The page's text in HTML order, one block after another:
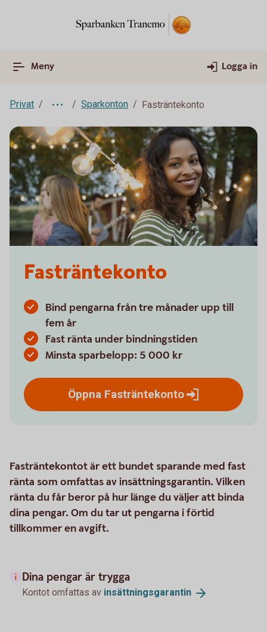
Meny Logga in
Privat Sparkonton Fasträntekonto
Fasträntekonto
Bind pengarna från tre månader upp till
fem år
Fast ränta under bindningstiden
Minsta sparbelopp: 5 000 kr
Öppna Fasträntekonto
Fasträntekontot är ett bundet sparande med fast
ränta som omfattas av insättningsgarantin. Vilken
ränta du får beror på hur länge du väljer att binda
dina pengar. Om du tar ut pengarna i förtid
tillkommer en avgift.
Dina pengar är trygga
Kontot omfattas av insättningsgarantin